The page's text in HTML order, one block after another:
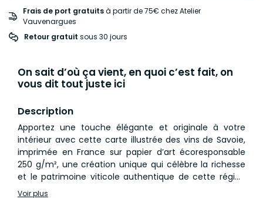
Frais de port gratuitsà partir de 75€ chez Atelier
Vauvenargues
Retour gratuit sous 30 jours
On sait d’où ça vient, en quoi c’est fait, on
vous dit tout juste ici
Description
Apportez une touche élégante et originale à votre
intérieur avec cette carte illustrée des vins de Savoie,
imprimée en France sur papier d’art écoresponsable
250 g/m², une création unique qui célèbre la richesse
et le patrimoine viticole authentique de cette région
alpine !
Voir plus